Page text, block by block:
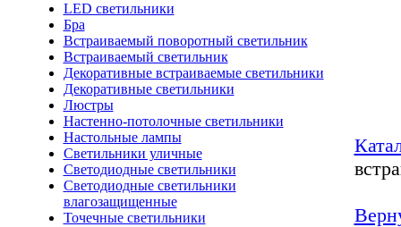
LED светильники
Бра
Встраиваемый поворотный светильник
Встраиваемый светильник
Декоративные встраиваемые светильники
Декоративные светильники
Люстры
Настенно-потолочные светильники
Настольные лампы
Светильники уличные
Светодиодные светильники
Светодиодные светильники
влагозащищенные
Точечные светильники